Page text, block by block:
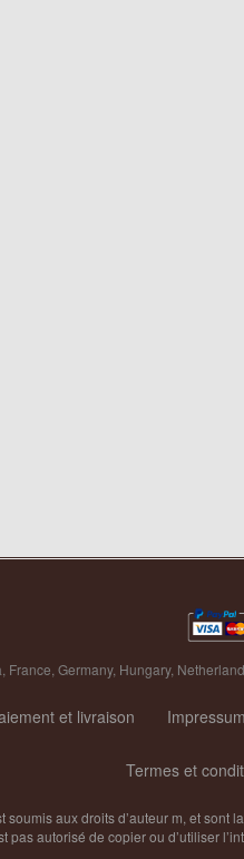
, France,Germany, Hungary, Netherland
et livraison Impressum
Termes et
soumis aux droits d’auteur m, et
pas autorisé de copier ou d’utiliser